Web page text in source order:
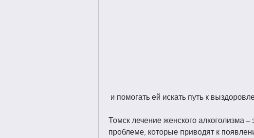
и помогать ей искать путь к
Томск лечение женского алкоголизма
проблеме, которые приводят к